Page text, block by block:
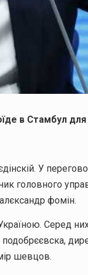
в Стамбул
У
головного
фомін.
Серед
подобрєєвска,
шевцов.